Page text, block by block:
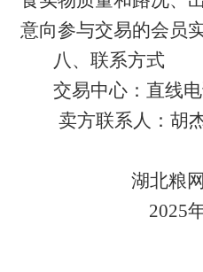
意向参与交易的会员
八、联系方式
交易中心：直线
卖方联系人：胡
湖北粮网
2025